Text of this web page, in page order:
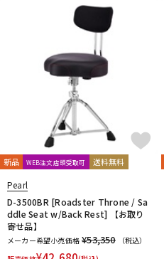
新品 WEB注文店頭受取可 送料無料
Pearl
D-3500BR [Roadster Throne / Sa
ddle Seat w/Back Rest] 【お取り
寄せ品】
メーカー希望小売価格 ¥53,350
（税込）